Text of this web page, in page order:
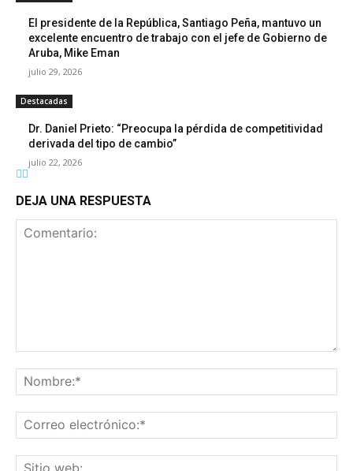
El presidente de la República, Santiago Peña, mantuvo un
excelente encuentro de trabajo con el jefe de Gobierno de
Aruba, Mike Eman
julio 29, 2026
Destacadas
Dr. Daniel Prieto: “Preocupa la pérdida de competitividad
derivada del tipo de cambio”
julio 22, 2026
DEJA UNA RESPUESTA